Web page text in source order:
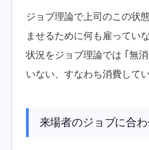
ジョブ理論で上司のこの状
ませるために何も雇ってい
状況をジョブ理論では ｢無
いない、すなわち消費して
来場者のジョブに合